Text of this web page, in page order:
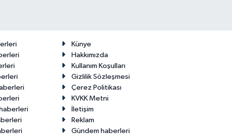
Künye
Hakkımızda
Kullanım Koşulları
Gizlilik Sözleşmesi
Çerez Politikası
KVKK Metni
İletişim
Reklam
Gündem haberleri